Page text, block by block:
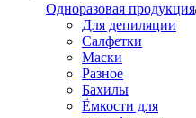
Одноразовая продукция
Для депиляции
Салфетки
Маски
Разное
Бахилы
Ёмкости для